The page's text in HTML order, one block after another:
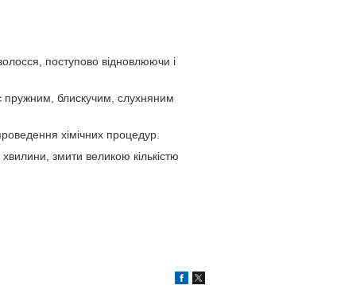
поступово відновлюючи і
пружним, блискучим, слухняним
хімічних процедур.
змити великою кількістю